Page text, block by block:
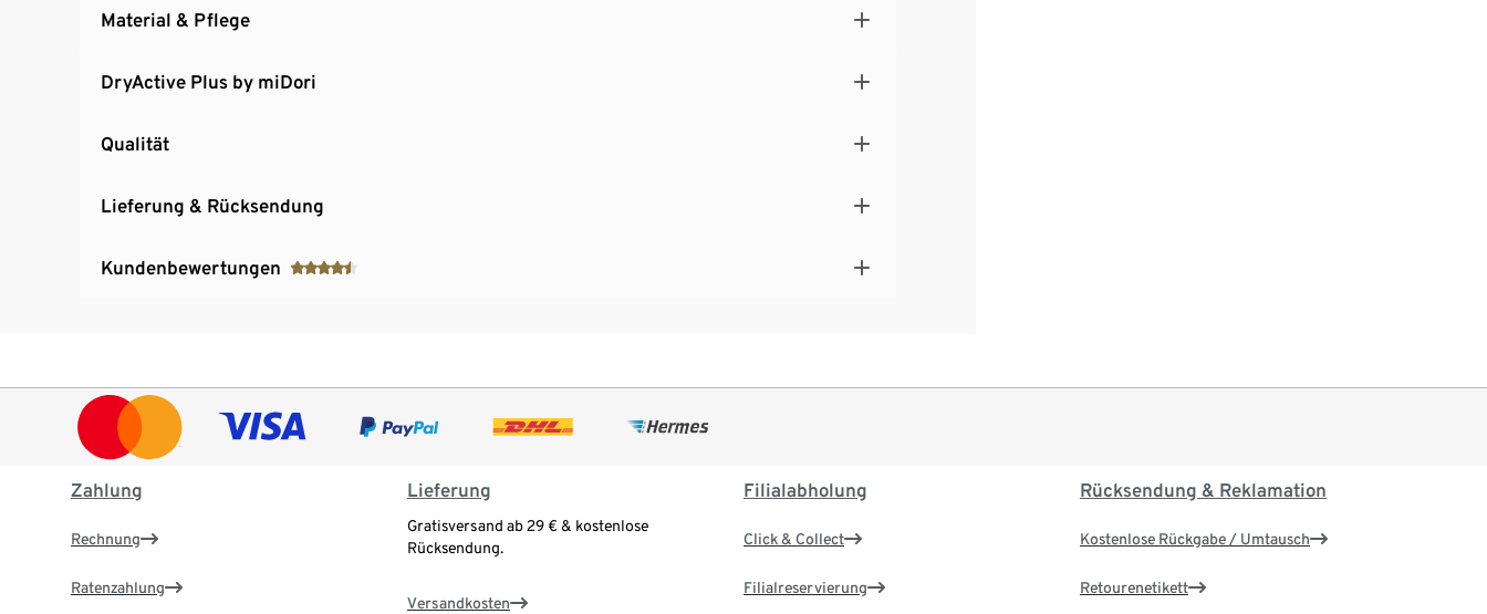
Material & Pflege
DryActive Plus by miDori
Qualität
Lieferung & Rücksendung
Kundenbewertungen
Zahlung
Rechnung
Ratenzahlung
Lieferung
Gratisversand ab 29 € & kostenlose
Rücksendung.
Versandkosten
Filialabholung
Click & Collect
Filialreservierung
Rücksendung & Reklamation
Kostenlose Rückgabe / Umtausch
Retourenetikett